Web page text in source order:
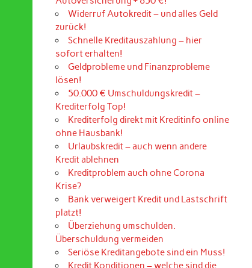
Widerruf Autokredit – und alles Geld
zurück!
Schnelle Kreditauszahlung – hier
sofort erhalten!
Geldprobleme und Finanzprobleme
lösen!
50.000 € Umschuldungskredit –
Krediterfolg Top!
Krediterfolg direkt mit Kreditinfo online
ohne Hausbank!
Urlaubskredit – auch wenn andere
Kredit ablehnen
Kreditproblem auch ohne Corona
Krise?
Bank verweigert Kredit und Lastschrift
platzt!
Überziehung umschulden.
Überschuldung vermeiden
Seriöse Kreditangebote sind ein Muss!
Kredit Konditionen – welche sind die